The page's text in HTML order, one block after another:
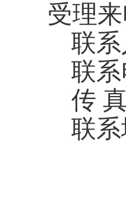
受理来
联系
联系
传
联